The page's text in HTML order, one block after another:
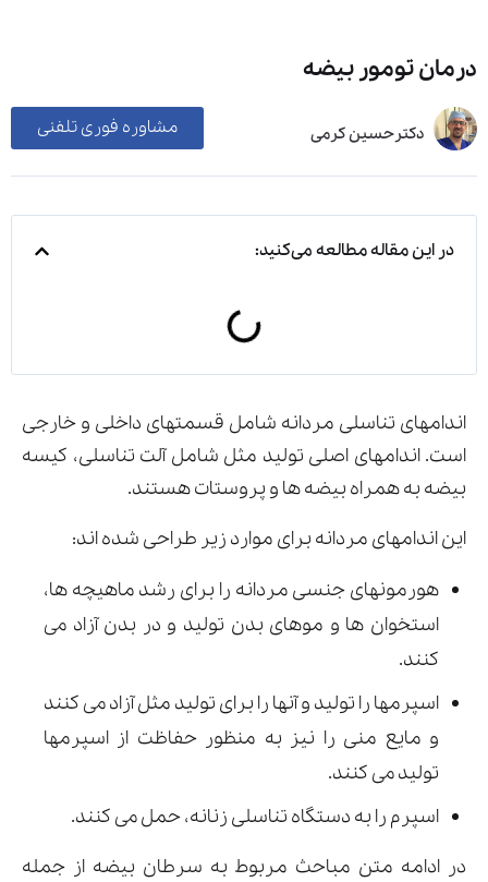
درمان تومور بیضه
دکترحسین کرمی مشاوره فوری تلفنی
در این مقاله مطالعه می‌کنید:
اندامهای تناسلی مردانه شامل قسمتهای داخلی و خارجی
است. اندامهای اصلی تولید مثل شامل آلت تناسلی، کیسه
بیضه به همراه بیضه ها و پروستات هستند.
این اندامهای مردانه برای موارد زیر طراحی شده اند:
هورمونهای جنسی مردانه را برای رشد ماهیچه ها،
استخوان ها و موهای بدن تولید و در بدن آزاد می
کنند.
اسپرمها را تولید و آنها را برای تولید مثل آزاد می کنند
و مایع منی را نیز به منظور حفاظت از اسپرمها
تولید می کنند.
اسپرم را به دستگاه تناسلی زنانه، حمل می کنند.
در ادامه متن مباحث مربوط به سرطان بیضه از جمله
ارسال
قدرت گرفته از همیارسیستم